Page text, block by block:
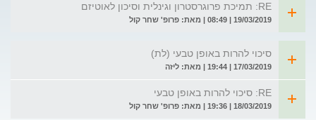
RE: תמיכת פרוגרסטרון וגינלית וסיכון לאוטיזם
19/03/2019 | 08:49 | מאת: פרופ' שחר קול
סיכוי להרות באופן טבעי (לת)
17/03/2019 | 19:44 | מאת: ליזה
RE: סיכוי להרות באופן טבעי
18/03/2019 | 19:36 | מאת: פרופ' שחר קול